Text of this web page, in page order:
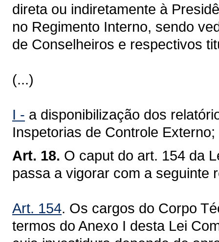
direta ou indiretamente à
no Regimento Interno, sendo
de Conselheiros e respectivos
(...)
I - a disponibilização dos
Inspetorias de Controle Externo;
Art. 18. O caput do art. 154 da
passa a vigorar com a seguinte
Art. 154. Os cargos do Corpo
termos do Anexo I desta Lei